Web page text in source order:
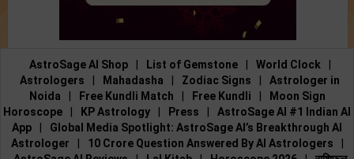
AstroSage AI Shop List of Gemstone World Clock
Astrologers
Mahadasha Zodiac Signs
Astrologer in
Noida
Free Kundli Match Free Kundli
Moon Sign
Horoscope
KP Astrology Press
AstroSage AI #1 Indian AI
App
Global Media Spotlight: AstroSage AI’s Breakthrough AI
Astrologer
10 Crore Question Answered By AI Astrologers